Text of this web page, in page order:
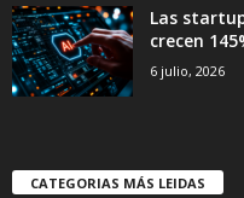
Las
crecen
6 julio, 2026
CATEGORIAS MÁS LEIDAS